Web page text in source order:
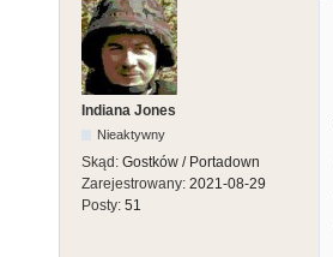
Indiana Jones
Nieaktywny
Skąd: Gostków / Portadown
Zarejestrowany: 2021-08-29
Posty: 51